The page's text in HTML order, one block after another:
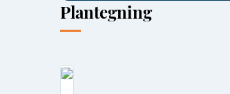
Plantegning